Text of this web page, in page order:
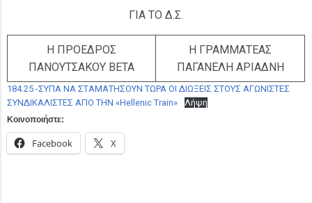
ΓΙΑ ΤΟ Δ.Σ.
Η ΠΡΟΕΔΡΟΣ
ΠΑΝΟΥΤΣΑΚΟΥ ΒΕΤΑ
Η ΓΡΑΜΜΑΤΕΑΣ
ΠΑΓΑΝΕΛΗ ΑΡΙΑΔΝΗ
184.25 -ΣΥΠΑ ΝΑ ΣΤΑΜΑΤΗΣΟΥΝ ΤΩΡΑ ΟΙ ΔΙΩΞΕΙΣ ΣΤΟΥΣ ΑΓΩΝΙΣΤΕΣ
ΣΥΝΔΙΚΑΛΙΣΤΕΣ ΑΠΟ ΤΗΝ «Hellenic Train»
Λήψη
Κοινοποιήστε:
Facebook X